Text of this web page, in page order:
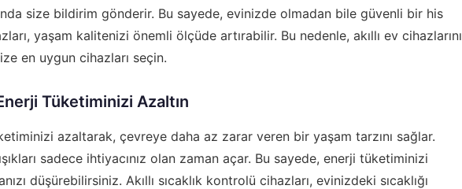
size bildirim gönderir. Bu sayede, evinizde olmadan bile güvenli bir his
yaşam kalitenizi önemli ölçüde artırabilir. Bu nedenle, akıllı ev cihazlarını
en uygun cihazları seçin.
Tüketiminizi Azaltın
azaltarak, çevreye daha az zarar veren bir yaşam tarzını sağlar.
sadece ihtiyacınız olan zaman açar. Bu sayede, enerji tüketiminizi
düşürebilirsiniz. Akıllı sıcaklık kontrolü cihazları, evinizdeki sıcaklığı